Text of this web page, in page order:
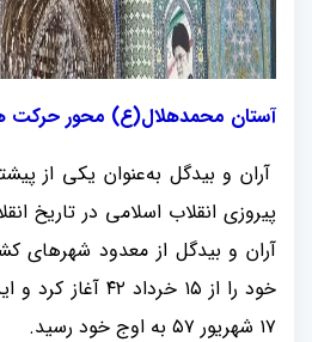
آستان محمدهلال(ع) محور حرکت
آران و بیدگل به‌عنوان یکی از
پیروزی انقلاب اسلامی در تاریخ
آران و بیدگل از معدود شهرهای
خود را از ۱۵
۱۷ شهریور ۵۷ به اوج خود رسید.